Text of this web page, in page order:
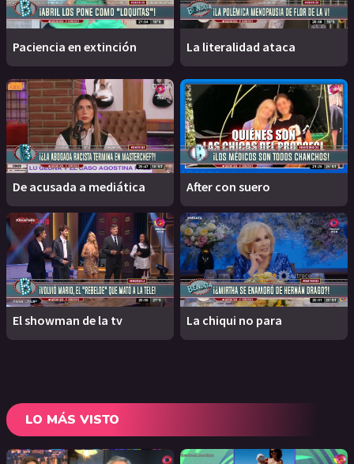
Paciencia en extinción La literalidad ataca
De acusada a mediática After con suero
El showman de la tv La chiqui no para
LO MÁS VISTO